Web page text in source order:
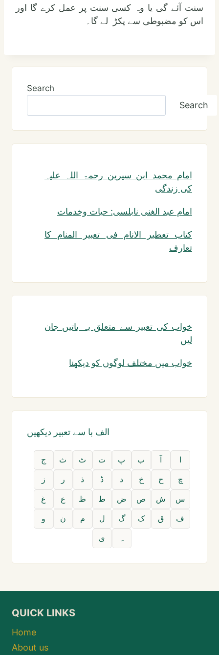
سنت آئے گی یا وہ کسی سنت پر عمل کرے گا اور
اس کو مضبوطی سے پکڑ لے گا۔
Search
Search
امام محمد ابن سیرین رحمۃ اللہ علیہ
کی زندگی
امام عبد الغنی نابلسی: حیات وخدمات
کتاب تعطیر الانام فی تعبیر المنام کا
تعارف
خواب کی تعبیر سے متعلق یہ باتیں جان
لیں
خواب میں مختلف لوگوں کو دیکھنا
الف با سے تعبیر دیکھیں
ا آ ب پ ت ٹ ث
ج
چ
ح خ د ڈ ذ ر
ز
س
ش ص ض ط ظ ع
غ
ف
ق ک گ ل م ن
و
ہ
ی
QUICK LINKS
Home
About us